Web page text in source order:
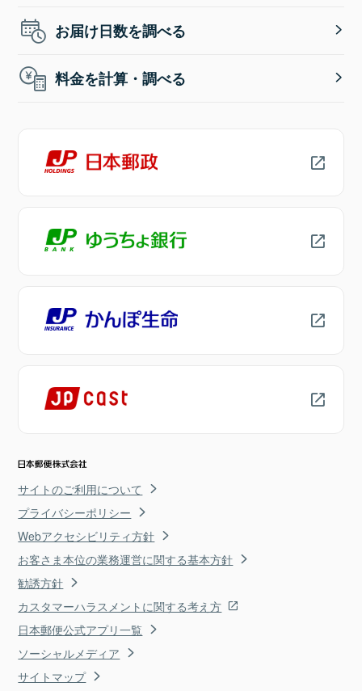
お届け日数を調べる
料金を計算・調べる
サイトのご利用について
プライバシーポリシー
Webアクセシビリティ方針
お客さま本位の業務運営に関する基本方針
勧誘方針
カスタマーハラスメントに関する考え方
日本郵便公式アプリ一覧
ソーシャルメディア
サイトマップ